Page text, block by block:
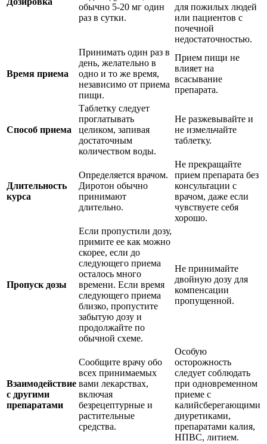
обычно 5-20 мг один
раз в сутки.
для пожилых людей
или пациентов с
почечной
недостаточностью.
Время приема
Принимать один раз в
день, желательно в
одно и то же время,
независимо от приема
пищи.
Прием пищи не
влияет на
всасывание
препарата.
Способ приема
Таблетку следует
проглатывать
целиком, запивая
достаточным
количеством воды.
Не разжевывайте и
не измельчайте
таблетку.
Длительность
курса
Определяется врачом.
Диротон обычно
принимают
длительно.
Не прекращайте
прием препарата без
консультации с
врачом, даже если
чувствуете себя
хорошо.
Пропуск дозы
Если пропустили дозу,
примите ее как можно
скорее, если до
следующего приема
осталось много
времени. Если время
следующего приема
близко, пропустите
забытую дозу и
продолжайте по
обычной схеме.
Не принимайте
двойную дозу для
компенсации
пропущенной.
Взаимодействие
с другими
препаратами
Сообщите врачу обо
всех принимаемых
вами лекарствах,
включая
безрецептурные и
растительные
средства.
Особую
осторожность
следует соблюдать
при одновременном
приеме с
калийсберегающими
диуретиками,
препаратами калия,
НПВС, литием.